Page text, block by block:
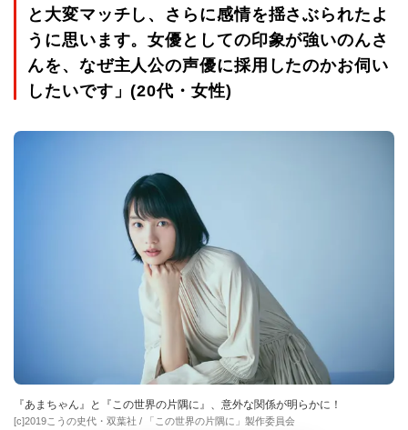
と大変マッチし、さらに感情を揺さぶられたよ
うに思います。女優としての印象が強いのんさ
んを、なぜ主人公の声優に採用したのかお伺い
したいです」(20代・女性)
『あまちゃん』と『この世界の片隅に』、意外な関係が明らかに！
[c]2019こうの史代・双葉社 / 「この世界の片隅に」製作委員会